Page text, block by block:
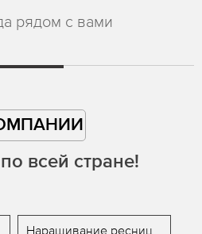
рядом с вами
всей стране!
Наращивание ресниц